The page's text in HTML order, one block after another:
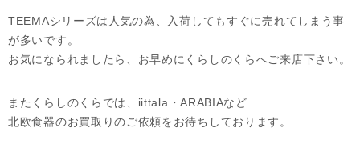
TEEMAシリーズは人気の為、入荷してもすぐに売れてしまう事
が多いです。
お気になられましたら、お早めにくらしのくらへご来店下さい。
またくらしのくらでは、iittala・ARABIAなど
北欧食器のお買取りのご依頼をお待ちしております。